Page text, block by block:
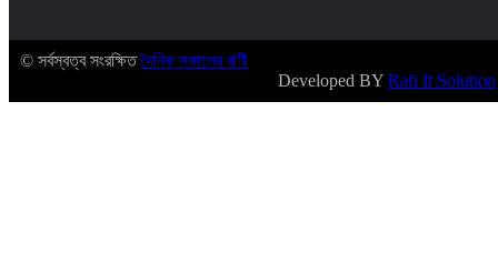
© সর্বস্বত্ব সংরক্ষিতদৈনিক সকালের বাণী
Developed BY Rafi It Solution